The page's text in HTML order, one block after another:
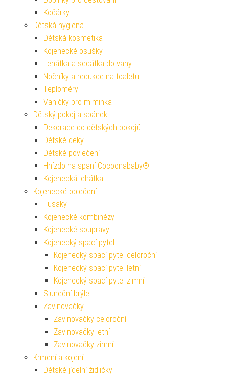
Kočárky
Dětská hygiena
Dětská kosmetika
Kojenecké osušky
Lehátka a sedátka do vany
Nočníky a redukce na toaletu
Teploměry
Vaničky pro miminka
Dětský pokoj a spánek
Dekorace do dětských pokojů
Dětské deky
Dětské povlečení
Hnízdo na spaní Cocoonababy®
Kojenecká lehátka
Kojenecké oblečení
Fusaky
Kojenecké kombinézy
Kojenecké soupravy
Kojenecký spací pytel
Kojenecký spací pytel celoroční
Kojenecký spací pytel letní
Kojenecký spací pytel zimní
Sluneční brýle
Zavinovačky
Zavinovačky celoroční
Zavinovačky letní
Zavinovačky zimní
Krmení a kojení
Dětské jídelní židličky